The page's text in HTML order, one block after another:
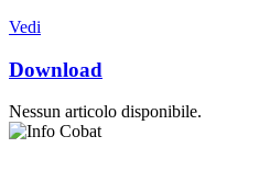
Vedi
Download
Nessun articolo disponibile.